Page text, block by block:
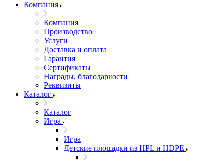
Компания
Компания
Производство
Услуги
Доставка и оплата
Гарантия
Сертификаты
Награды, благодарности
Реквизиты
Каталог
Каталог
Игра
Игра
Детские площадки из HPL и HDPE